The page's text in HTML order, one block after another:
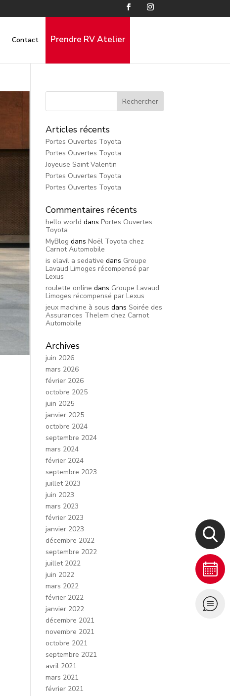
Contact Prendre RV Atelier
Articles récents
Portes Ouvertes Toyota
Portes Ouvertes Toyota
Joyeuse Saint Valentin
Portes Ouvertes Toyota
Portes Ouvertes Toyota
Commentaires récents
hello world dans Portes Ouvertes
Toyota
MyBlog dans Noël Toyota chez
Carnot Automobile
is elavil a sedative dans Groupe
Lavaud Limoges récompensé par
Lexus
roulette online dans Groupe Lavaud
Limoges récompensé par Lexus
jeux machine à sous dans Soirée des
Assurances Thelem chez Carnot
Automobile
Archives
juin 2026
mars 2026
février 2026
octobre 2025
juin 2025
janvier 2025
octobre 2024
septembre 2024
mars 2024
février 2024
septembre 2023
juillet 2023
juin 2023
mars 2023
février 2023
janvier 2023
décembre 2022
septembre 2022
juillet 2022
juin 2022
mars 2022
février 2022
janvier 2022
décembre 2021
novembre 2021
octobre 2021
septembre 2021
avril 2021
mars 2021
février 2021